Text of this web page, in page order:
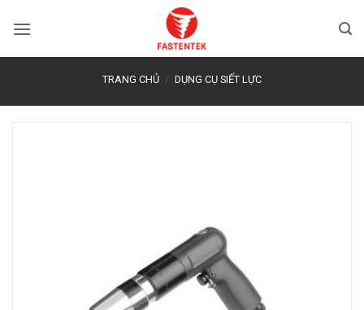
qua
TRANG CHỦ / DỤNG CỤ SIẾT LỰC